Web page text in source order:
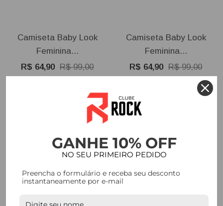
Camiseta Baby Look
Feminina...
Preço
R$ 64,90 Preço
R$ 99,00
Camiseta Baby Look
Feminina...
Preço
R$ 64,90 Preço
R$ 99,00
⚡ EM PROMOÇÃO
GANHE 10% OFF
NO SEU PRIMEIRO PEDIDO
Preencha o formulário e receba seu desconto
instantaneamente por e-mail